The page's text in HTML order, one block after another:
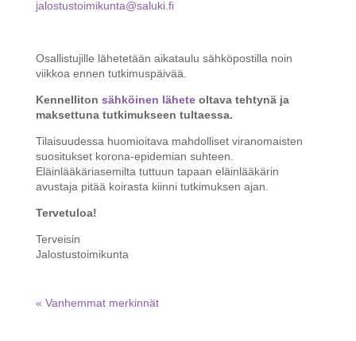
jalostustoimikunta@saluki.fi
Osallistujille lähetetään aikataulu sähköpostilla noin
viikkoa ennen tutkimuspäivää.
Kennelliton sähköinen läheteoltava tehtynä ja
maksettuna tutkimukseen tultaessa.
Tilaisuudessa huomioitava mahdolliset viranomaisten
suositukset korona-epidemian suhteen.
Eläinlääkäriasemilta tuttuun tapaan eläinlääkärin
avustaja pitää koirasta kiinni tutkimuksen ajan.
Tervetuloa!
Terveisin
Jalostustoimikunta
« Vanhemmat merkinnät